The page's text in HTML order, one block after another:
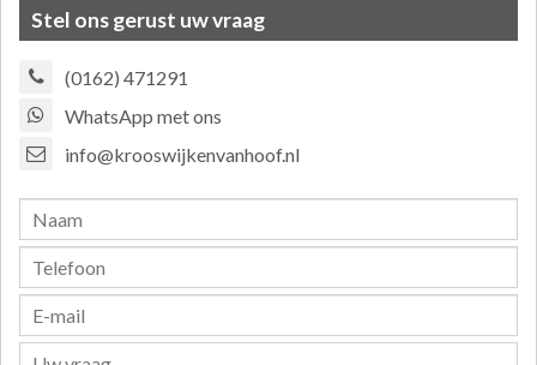
Stel ons gerust uw vraag
(0162) 471291
WhatsApp met ons
info@krooswijkenvanhoof.nl